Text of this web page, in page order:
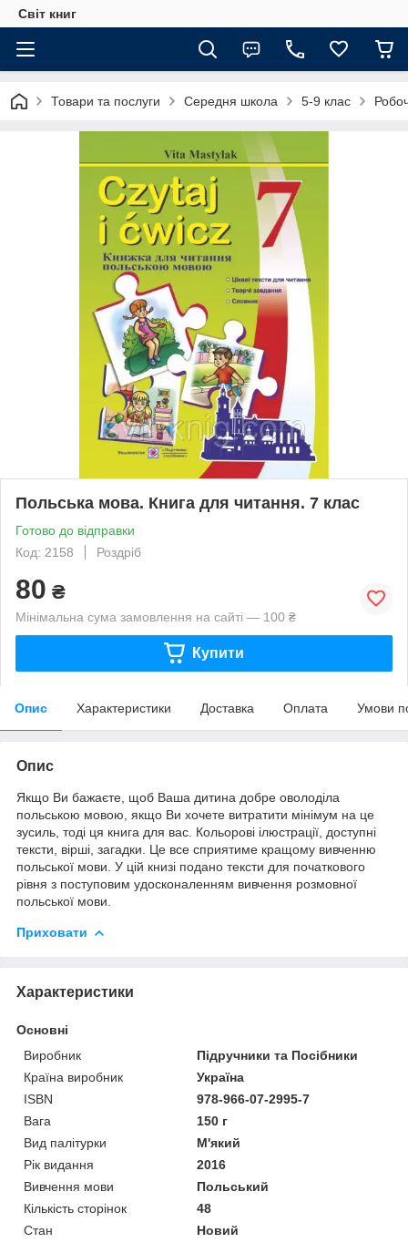
Світ книг
Товари та послуги Середня школа 5-9 клас
Польська мова. Книга для читання. 7 клас
Готово до відправки
Код: 2158
Роздріб
80 ₴
Мінімальна сума замовлення на сайті — 100 ₴
Купити
Опис Характеристики Доставка Оплата Умови
Опис
Якщо Ви бажаєте, щоб Ваша дитина добре оволоділа
польською мовою, якщо Ви хочете витратити мінімум на це
зусиль, тоді ця книга для вас. Кольорові ілюстрації, доступні
тексти, вірші, загадки. Це все сприятиме кращому вивченню
польської мови. У цій книзі подано тексти для початкового
рівня з поступовим удосконаленням вивчення розмовної
польської мови.
Приховати
Характеристики
Основні
Виробник
Підручники та Посібники
Країна виробник
Україна
ISBN
978-966-07-2995-7
Вага
150 г
Вид палітурки
М'який
Рік видання
2016
Вивчення мови
Польський
Кількість сторінок
48
Стан
Новий